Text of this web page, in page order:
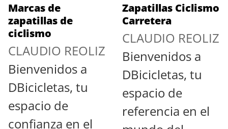
Marcas de
zapatillas de
ciclismo
CLAUDIO REOLIZ
Bienvenidos a
DBicicletas, tu
espacio de
confianza en el
Zapatillas Ciclismo
Carretera
CLAUDIO REOLIZ
Bienvenidos a
DBicicletas, tu
espacio de
referencia en el